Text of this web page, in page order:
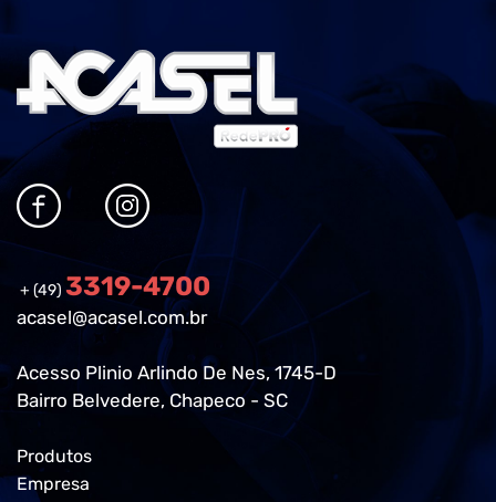
+ (49) 3319-4700
acasel@acasel.com.br
Acesso Plinio Arlindo De Nes, 1745-D
Bairro Belvedere, Chapeco - SC
Produtos
Empresa